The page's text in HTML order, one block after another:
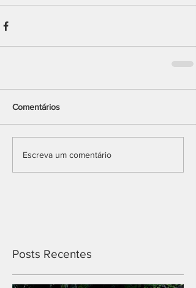
Comentários
Escreva um comentário
Posts Recentes